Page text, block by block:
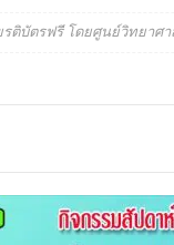
ติบัตรฟรี โดยศูนย์วิทยาศ